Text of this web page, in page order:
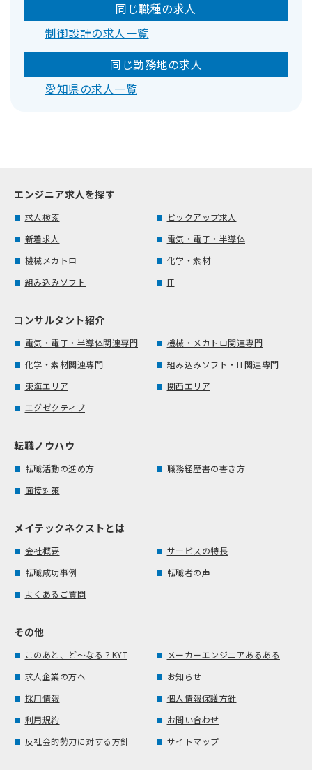
同じ職種の求人
制御設計の求人一覧
同じ勤務地の求人
愛知県の求人一覧
エンジニア求人を探す
求人検索
ピックアップ求人
新着求人
電気・電子・半導体
機械メカトロ
化学・素材
組み込みソフト
IT
コンサルタント紹介
電気・電子・半導体関連専門
機械・メカトロ関連専門
化学・素材関連専門
組み込みソフト・IT関連専門
東海エリア
関西エリア
エグゼクティブ
転職ノウハウ
転職活動の進め方
職務経歴書の書き方
面接対策
メイテックネクストとは
会社概要
サービスの特長
転職成功事例
転職者の声
よくあるご質問
その他
このあと、ど～なる？KYT
メーカーエンジニアあるある
求人企業の方へ
お知らせ
採用情報
個人情報保護方針
利用規約
お問い合わせ
反社会的勢力に対する方針
サイトマップ